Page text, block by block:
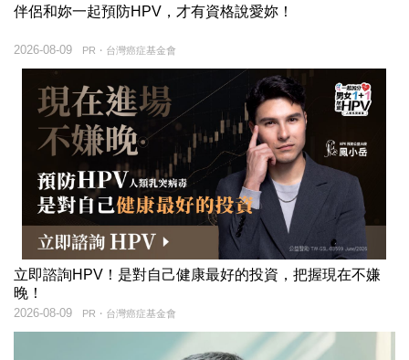
伴侶和妳一起預防HPV，才有資格說愛妳！
PR・台灣癌症基金會
2026-08-09
立即諮詢HPV！是對自己健康最好的投資，把握現在不嫌
晚！
PR・台灣癌症基金會
2026-08-09